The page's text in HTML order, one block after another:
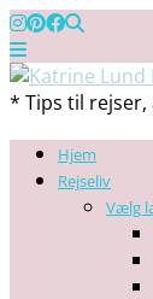
* Tips til
Hjem
Rejseliv
Vælg